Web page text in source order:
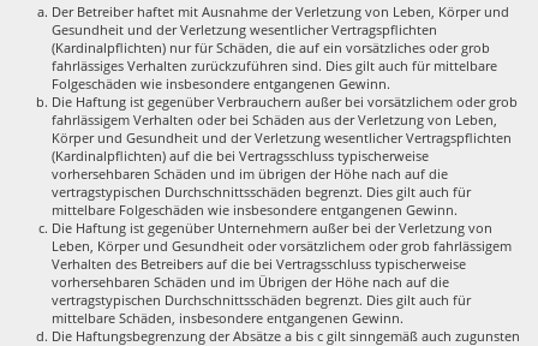
Der Betreiber haftet mit Ausnahme der Verletzung von Leben, Körper und
Gesundheit und der Verletzung wesentlicher Vertragspflichten
(Kardinalpflichten) nur für Schäden, die auf ein vorsätzliches oder grob
fahrlässiges Verhalten zurückzuführen sind. Dies gilt auch für mittelbare
Folgeschäden wie insbesondere entgangenen Gewinn.
Die Haftung ist gegenüber Verbrauchern außer bei vorsätzlichem oder grob
fahrlässigem Verhalten oder bei Schäden aus der Verletzung von Leben,
Körper und Gesundheit und der Verletzung wesentlicher Vertragspflichten
(Kardinalpflichten) auf die bei Vertragsschluss typischerweise
vorhersehbaren Schäden und im übrigen der Höhe nach auf die
vertragstypischen Durchschnittsschäden begrenzt. Dies gilt auch für
mittelbare Folgeschäden wie insbesondere entgangenen Gewinn.
Die Haftung ist gegenüber Unternehmern außer bei der Verletzung von
Leben, Körper und Gesundheit oder vorsätzlichem oder grob fahrlässigem
Verhalten des Betreibers auf die bei Vertragsschluss typischerweise
vorhersehbaren Schäden und im Übrigen der Höhe nach auf die
vertragstypischen Durchschnittsschäden begrenzt. Dies gilt auch für
mittelbare Schäden, insbesondere entgangenen Gewinn.
Die Haftungsbegrenzung der Absätze a bis c gilt sinngemäß auch zugunsten